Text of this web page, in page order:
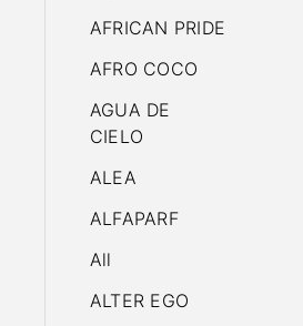
AFRICAN PRIDE
AFRO COCO
AGUA DE
CIELO
ALEA
ALFAPARF
All
ALTER EGO